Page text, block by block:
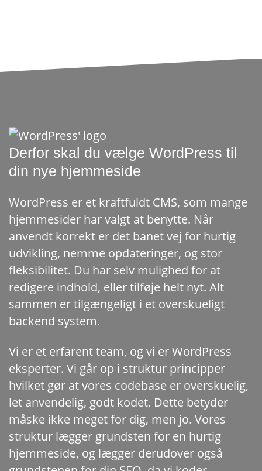
Derfor skal du vælge WordPress til
din nye hjemmeside
WordPress er et kraftfuldt CMS, som mange
hjemmesider har valgt at benytte. Når
anvendt korrekt er det banet vej for hurtig
udvikling, nemme opdateringer, og stor
fleksibilitet. Du har selv mulighed for at
redigere indhold, eller tilføje helt nyt. Alt
sammen er tilgængeligt i et overskueligt
backend system.
Vi er et erfarent team, og vi er WordPress
eksperter. Vi går op i struktur principper
hvilket gør at vores codebase er overskuelig,
let anvendelig, godt kodet. Dette betyder
måske ikke meget for dig, men jo. Vores
struktur lægger grundsten for en hurtig
hjemmeside, og lægger derudover også